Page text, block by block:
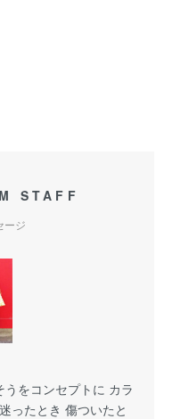
STAFF
ージ
をコンセプトに カラ
ったとき 傷ついたと